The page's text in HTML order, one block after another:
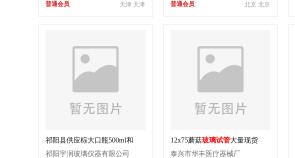
天津 天津
普通会员 北京 北京
普通会员
祁阳县供应棕大口瓶500ml和
100ml
祁阳宇润玻璃仪器有限公司
12x75蘑菇玻璃试管大量现货
泰兴市华丰医疗器械厂